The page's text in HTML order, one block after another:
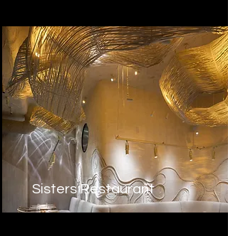
Sisters Restaurant